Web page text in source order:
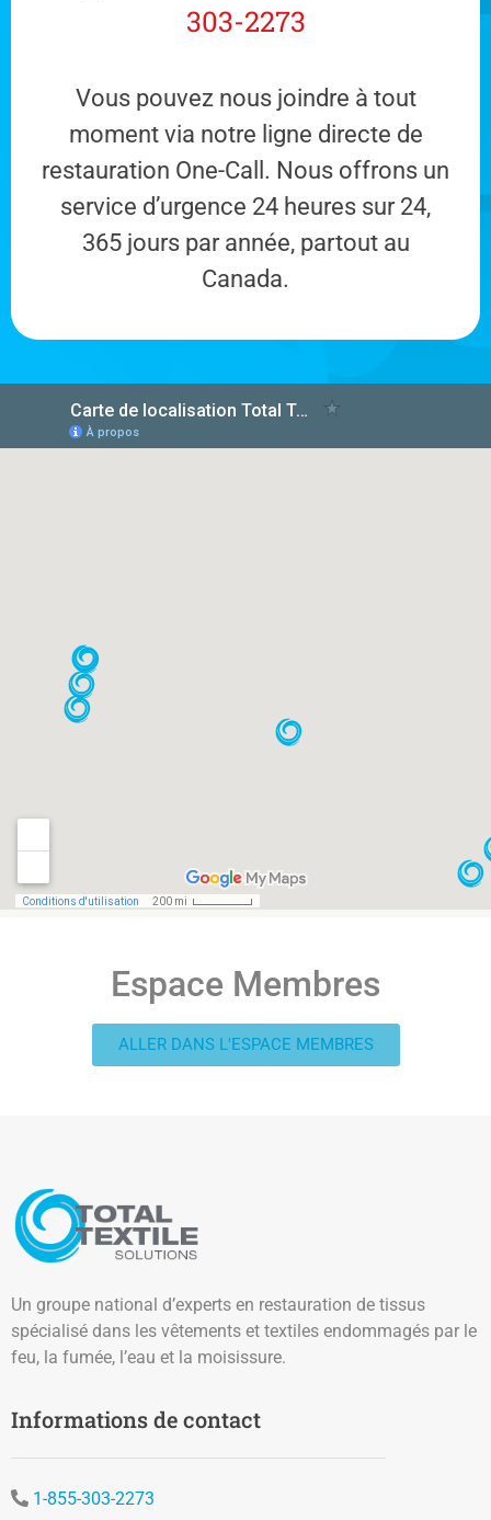
303-2273
Vous pouvez nous joindre à tout
moment via notre ligne directe de
restauration One-Call. Nous offrons un
service d’urgence 24 heures sur 24,
365 jours par année, partout au
Canada.
Espace Membres
ALLER DANS L'ESPACE MEMBRES
Un groupe national d’experts en restauration de tissus
spécialisé dans les vêtements et textiles endommagés par le
feu, la fumée, l’eau et la moisissure.
Informations de contact
1-855-303-2273